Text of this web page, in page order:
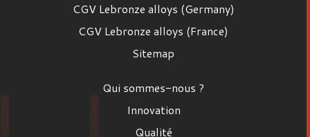
CGV Lebronze alloys (Germany)
CGV Lebronze alloys (France)
Sitemap
Qui sommes-nous ?
Innovation
Qualité